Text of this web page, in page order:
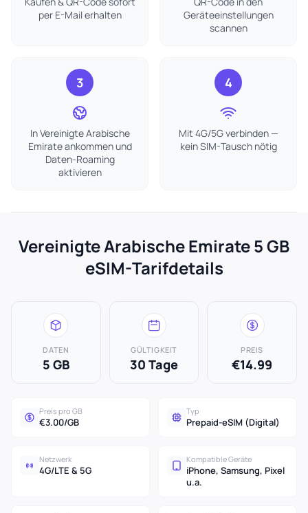
per E-Mail erhalten
Geräteeinstellungen
scannen
3
In Vereinigte Arabische
Emirate ankommen und
Daten-Roaming
aktivieren
4
Mit 4G/5G verbinden —
kein SIM-Tausch nötig
Vereinigte Arabische Emirate 5 GB
eSIM-Tarifdetails
DATEN
5 GB
GÜLTIGKEIT
30 Tage
PREIS
€14.99
Preis pro GB
€3.00/GB
Typ
Prepaid-eSIM (Digital)
Netzwerk
4G/LTE & 5G
Kompatible Geräte
iPhone, Samsung, Pixel
u.a.